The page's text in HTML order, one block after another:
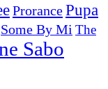
ProrancePupa
Some By Mi The
Sabo